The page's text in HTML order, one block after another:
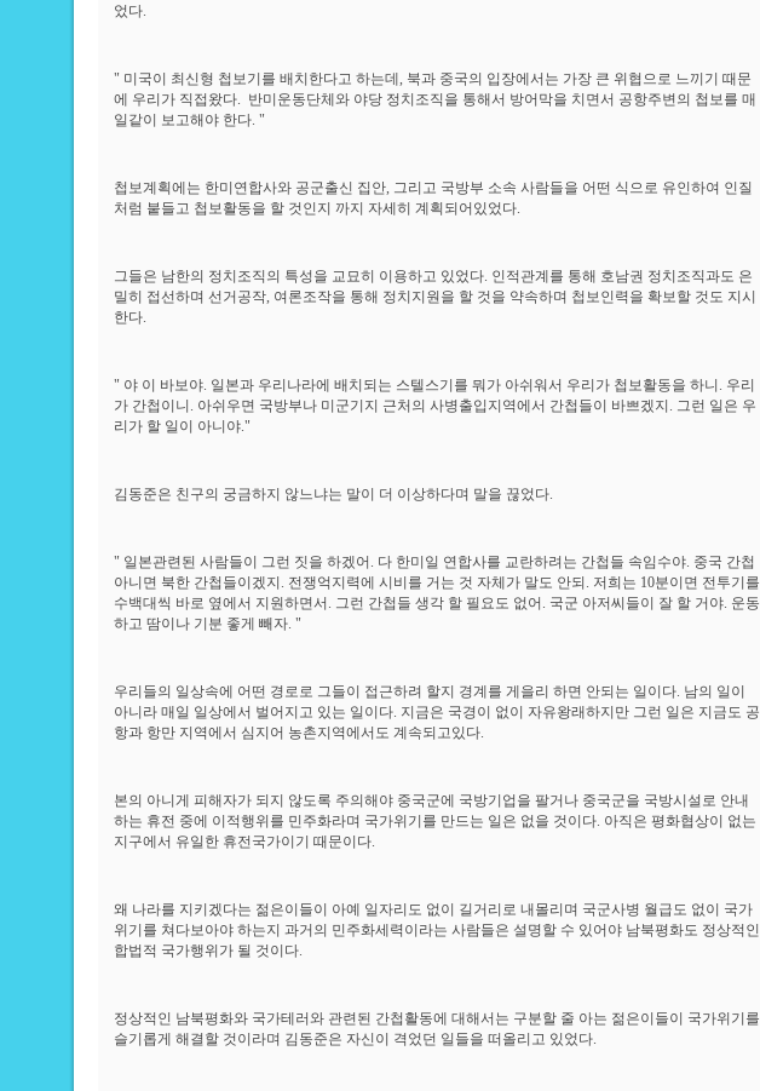
었다.
" 미국이 최신형 첩보기를 배치한다고 하는데, 북과 중국의 입장에서는 가장 큰 위협으로 느끼기 때문
에 우리가 직접왔다. 반미운동단체와 야당 정치조직을 통해서 방어막을 치면서 공항주변의 첩보를 매
일같이 보고해야 한다. "
첩보계획에는 한미연합사와 공군출신 집안, 그리고 국방부 소속 사람들을 어떤 식으로 유인하여 인질
처럼 붙들고 첩보활동을 할 것인지 까지 자세히 계획되어있었다.
그들은 남한의 정치조직의 특성을 교묘히 이용하고 있었다. 인적관계를 통해 호남권 정치조직과도 은
밀히 접선하며 선거공작, 여론조작을 통해 정치지원을 할 것을 약속하며 첩보인력을 확보할 것도 지시
한다.
" 야 이 바보야. 일본과 우리나라에 배치되는 스텔스기를 뭐가 아쉬워서 우리가 첩보활동을 하니. 우리
가 간첩이니. 아쉬우면 국방부나 미군기지 근처의 사병출입지역에서 간첩들이 바쁘겠지. 그런 일은 우
리가 할 일이 아니야."
김동준은 친구의 궁금하지 않느냐는 말이 더 이상하다며 말을 끊었다.
" 일본관련된 사람들이 그런 짓을 하겠어. 다 한미일 연합사를 교란하려는 간첩들 속임수야. 중국 간첩
아니면 북한 간첩들이겠지. 전쟁억지력에 시비를 거는 것 자체가 말도 안되. 저희는 10분이면 전투기를
수백대씩 바로 옆에서 지원하면서. 그런 간첩들 생각 할 필요도 없어. 국군 아저씨들이 잘 할 거야. 운동
하고 땀이나 기분 좋게 빼자. "
우리들의 일상속에 어떤 경로로 그들이 접근하려 할지 경계를 게을리 하면 안되는 일이다. 남의 일이
아니라 매일 일상에서 벌어지고 있는 일이다. 지금은 국경이 없이 자유왕래하지만 그런 일은 지금도 공
항과 항만 지역에서 심지어 농촌지역에서도 계속되고있다.
본의 아니게 피해자가 되지 않도록 주의해야 중국군에 국방기업을 팔거나 중국군을 국방시설로 안내
하는 휴전 중에 이적행위를 민주화라며 국가위기를 만드는 일은 없을 것이다. 아직은 평화협상이 없는
지구에서 유일한 휴전국가이기 때문이다.
왜 나라를 지키겠다는 젊은이들이 아예 일자리도 없이 길거리로 내몰리며 국군사병 월급도 없이 국가
위기를 쳐다보아야 하는지 과거의 민주화세력이라는 사람들은 설명할 수 있어야 남북평화도 정상적인
합법적 국가행위가 될 것이다.
정상적인 남북평화와 국가테러와 관련된 간첩활동에 대해서는 구분할 줄 아는 젊은이들이 국가위기를
슬기롭게 해결할 것이라며 김동준은 자신이 격었던 일들을 떠올리고 있었다.